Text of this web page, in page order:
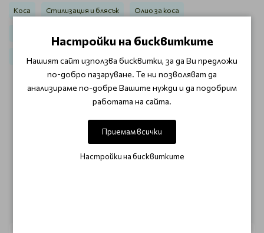
Коса Стилизация и блясък Олио за коса
Moroccanoil Промоции
ОТЗИВИ (0)
Този продукт няма отзиви.
НАПИШЕТЕ ОТЗИВ
Настройки на бисквитките
Нашият сайт използва бисквитки, за да Ви предложи
по-добро пазаруване. Те ни позволяват да
анализираме по-добре Вашите нужди и да подобрим
работата на сайта.
Приемам всички
Настройки на бисквитките